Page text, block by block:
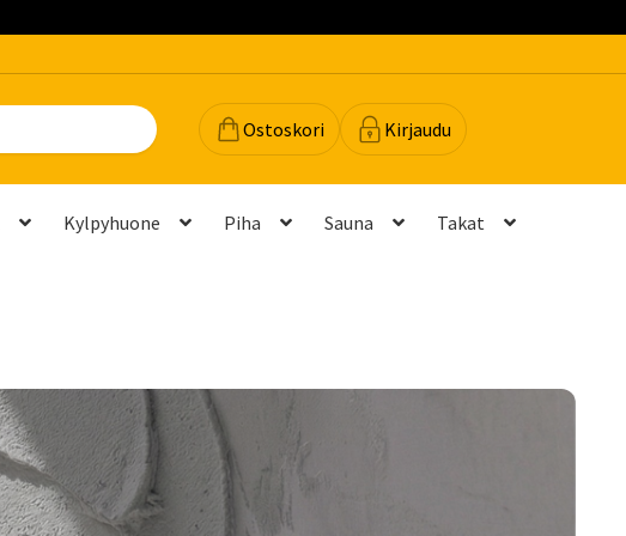
Ostoskori Kirjaudu
Kylpyhuone Piha Sauna
Takat
Ota yhteyttäPalautukset ja vaihdotPalvelutPeruuttamispyyntö
Suunnittelu ja mittatilausratkaisut
(FAQ)Vastuullisuus Yhteystiedot